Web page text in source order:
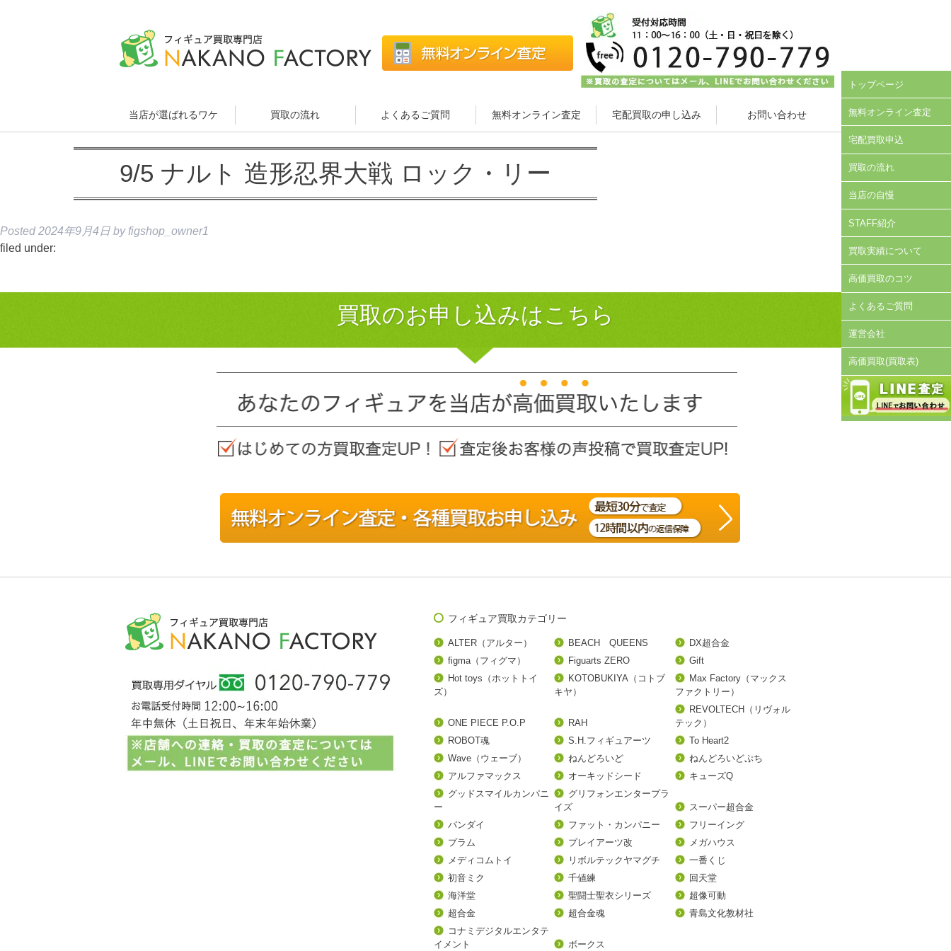
当店が選ばれるワケ 買取の流れ よくあるご質問 無料オンライン査定 宅配買取の申し込み お問い合わせ
9/5 ナルト 造形忍界大戦 ロック・リー
Posted 2024年9月4日 by figshop_owner1
filed under:
トップページ
無料オンライン査定
宅配買取申込
買取の流れ
当店の自慢
STAFF紹介
買取実績について
高価買取のコツ
よくあるご質問
運営会社
高価買取(買取表)
買取のお申し込みはこちら
フィギュア買取カテゴリー
ALTER（アルター） BEACH QUEENS
DX超合金
figma（フィグマ）
Figuarts ZERO
Gift
Hot toys（ホットトイ
ズ）
KOTOBUKIYA（コトブ
キヤ）
Max Factory（マックス
ファクトリー）
ONE PIECE P.O.P RAH
REVOLTECH（リヴォル
テック）
ROBOT魂
S.H.フィギュアーツ
To Heart2
Wave（ウェーブ）
ねんどろいど
ねんどろいどぷち
アルファマックス
オーキッドシード
キューズQ
グッドスマイルカンパニ
ー
グリフォンエンタープラ
イズ
スーパー超合金
バンダイ
ファット・カンパニー
フリーイング
プラム
プレイアーツ改
メガハウス
メディコムトイ
リボルテックヤマグチ
一番くじ
初音ミク
千値練
回天堂
海洋堂
聖闘士聖衣シリーズ
超像可動
超合金
超合金魂
青島文化教材社
コナミデジタルエンタテ
イメント
ボークス